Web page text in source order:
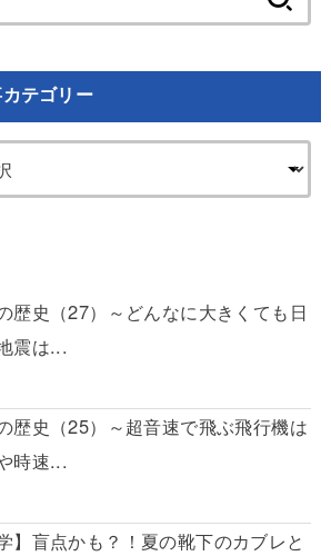
索:
テゴリー
歴史（27）～どんなに大きくても日
震は...
歴史（25）～超音速で飛ぶ飛行機は
時速...
】盲点かも？！夏の靴下のカブレと